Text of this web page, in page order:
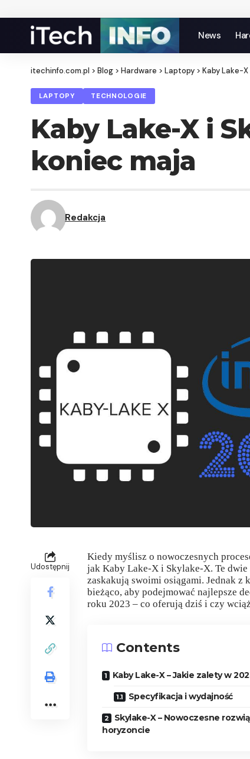
News
itechinfo.com.pl > Blog > Hardware > Laptopy > Kaby Lake-
LAPTOPY TECHNOLOGIE
Kaby Lake-X i
koniec maja
Redakcja
Udostępnij
Kiedy myślisz o nowoczesnych
jak Kaby Lake-X i Skylake-X. Te
zaskakują swoimi osiągami. Jednak z
bieżąco, aby podejmować najlepsze
roku 2023 – co oferują dziś i czy
Contents
Kaby Lake-X – Jakie zalety w
Specyfikacja i wydajność
Skylake-X – Nowoczesne
horyzoncie